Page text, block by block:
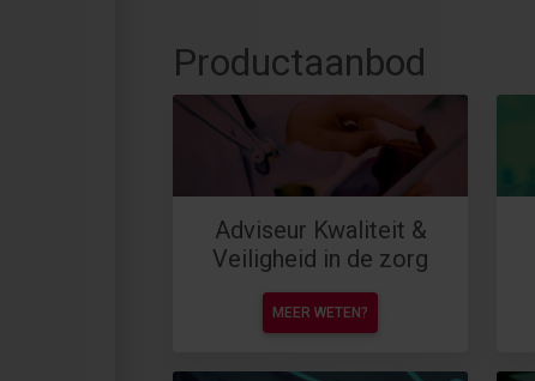
Productaanbod
Adviseur Kwaliteit &
Veiligheid in de zorg
MEER WETEN?